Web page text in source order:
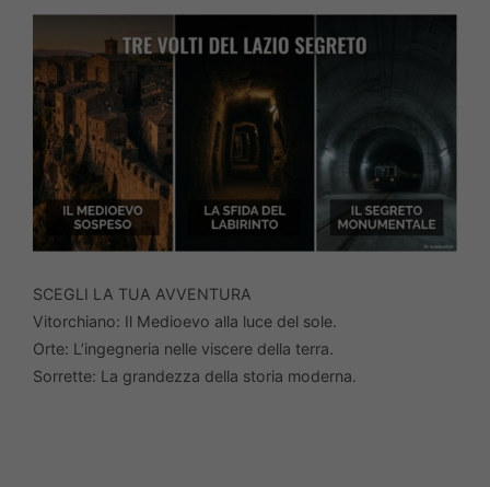
SCEGLI LA TUA AVVENTURA
Vitorchiano: Il Medioevo alla luce del sole.
Orte: L’ingegneria nelle viscere della terra.
Sorrette: La grandezza della storia moderna.